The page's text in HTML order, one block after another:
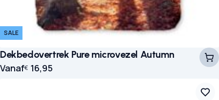
SALE
Dekbedovertrek Pure microvezel Autumn
Vanaf€ 16,95